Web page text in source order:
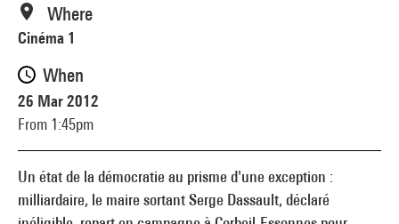
Un état de la démocratie au prisme d'une exception :
milliardaire, le maire sortant Serge Dassault, déclaré
Where
Cinéma 1
When
26 Mar 2012
From 1:45pm